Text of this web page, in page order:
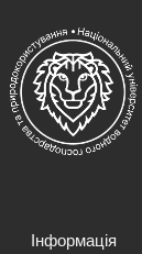
Інформація